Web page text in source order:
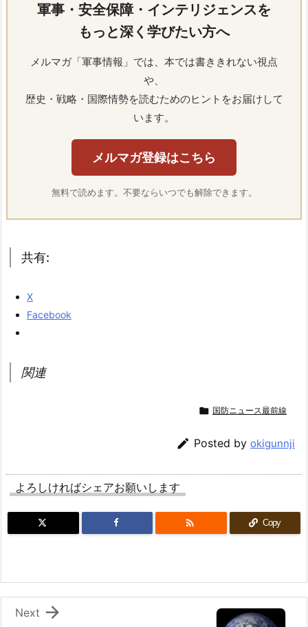
軍事・安全保障・インテリジェンスを
もっと深く学びたい方へ
メルマガ「軍事情報」では、本では書ききれない視点
や、
歴史・戦略・国際情勢を読むためのヒントをお届けして
います。
メルマガ登録はこちら
無料で読めます。不要ならいつでも解除できます。
共有:
X
Facebook
関連
 国防ニュース最前線
 Posted by okigunnji
よろしければシェアお願いします
 Copy

Next